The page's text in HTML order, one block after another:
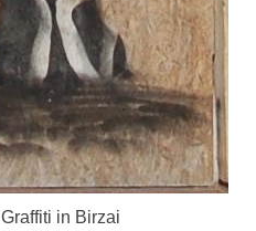
Graffiti in Birzai